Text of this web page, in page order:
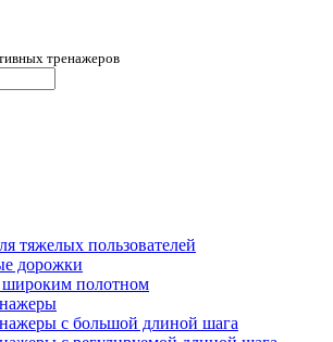
тренажеров
тяжелых пользователей
дорожки
широким полотном
с большой длиной шага